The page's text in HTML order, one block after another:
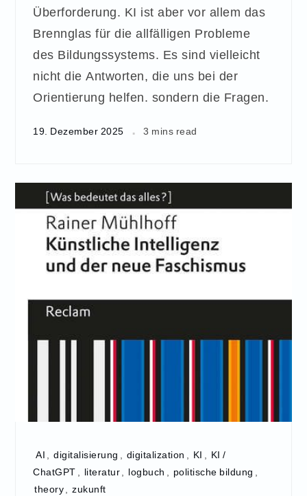
Überforderung. KI ist aber vor allem das
Brennglas für die allfälligen Probleme
des Bildungssystems. Es sind vielleicht
nicht die Antworten, die uns bei der
Orientierung helfen. sondern die Fragen.
19. Dezember 2025 3 mins read
AI , digitalisierung , digitalization , KI , KI /
ChatGPT , literatur, logbuch , politische bildung ,
theory, zukunft